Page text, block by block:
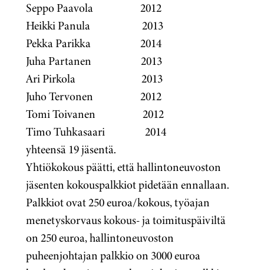
Seppo Paavola 2012
Heikki Panula 2013
Pekka Parikka 2014
Juha Partanen 2013
Ari Pirkola 2013
Juho Tervonen 2012
Tomi Toivanen 2012
Timo Tuhkasaari 2014
yhteensä 19 jäsentä.
Yhtiökokous päätti, että hallintoneuvoston
jäsenten kokouspalkkiot pidetään ennallaan.
Palkkiot ovat 250 euroa/kokous, työajan
menetyskorvaus kokous- ja toimituspäiviltä
on 250 euroa, hallintoneuvoston
puheenjohtajan palkkio on 3000 euroa